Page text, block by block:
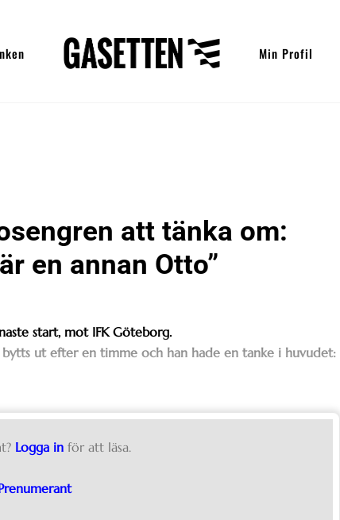
Min Profil
att tänka om:
en annan Otto”
start, mot IFK Göteborg.
ut efter en timme och han hade en tanke i huvudet:
Logga in för att läsa.